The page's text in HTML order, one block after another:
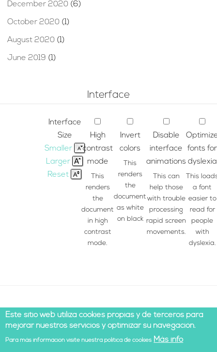
December 2020 (6)
October 2020 (1)
August 2020 (1)
June 2019 (1)
Interface
Interface
Size
Smaller
Larger
Reset
High
contrast
mode
This
renders
the
document
in high
contrast
mode.
Invert
colors
This
renders
the
document
as white
on black
Disable
interface
animations
This can
help those
with trouble
processing
rapid screen
movements.
fonts for
dyslexia
This
a font
easier to
read for
people
with
dyslexia.
© 2021 Todos los derechos reservados |Legal notice
Este sitio web utiliza cookies propias y de terceros para
mejorar nuestros servicios y optimizar su navegación.
Para más información visite nuestra política de cookies Más info